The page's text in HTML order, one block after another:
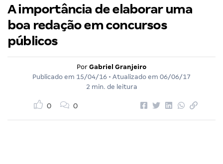
A importância de elaborar uma
boa redação em concursos
públicos
Por Gabriel Granjeiro
Publicado em 15/04/16 • Atualizado em 06/06/17
2 min. de leitura
0 0